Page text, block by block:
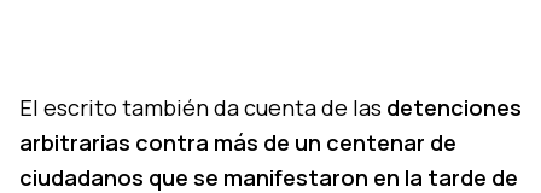
El escrito también da cuenta de las detenciones
arbitrarias contra más de un centenar de
ciudadanos que se manifestaron en la tarde de